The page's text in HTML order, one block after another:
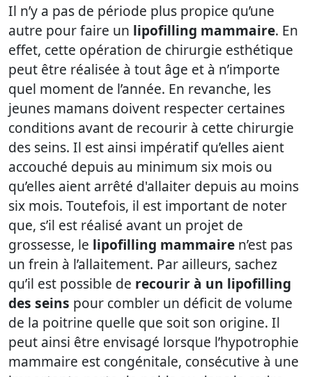
Il n’y a pas de période plus propice qu’une
autre pour faire un lipofilling mammaire. En
effet, cette opération de chirurgie esthétique
peut être réalisée à tout âge et à n’importe
quel moment de l’année. En revanche, les
jeunes mamans doivent respecter certaines
conditions avant de recourir à cette chirurgie
des seins. Il est ainsi impératif qu’elles aient
accouché depuis au minimum six mois ou
qu’elles aient arrêté d'allaiter depuis au moins
six mois. Toutefois, il est important de noter
que, s’il est réalisé avant un projet de
grossesse, le lipofilling mammaire n’est pas
un frein à l’allaitement. Par ailleurs, sachez
qu’il est possible de recourir à un lipofilling
des seins pour combler un déficit de volume
de la poitrine quelle que soit son origine. Il
peut ainsi être envisagé lorsque l’hypotrophie
mammaire est congénitale, consécutive à une